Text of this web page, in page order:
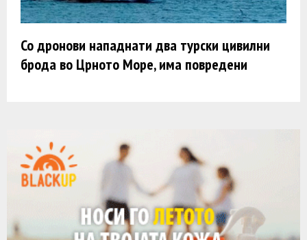
Со дронови нападнати два турски цивилни
брода во Црното Море, има повредени